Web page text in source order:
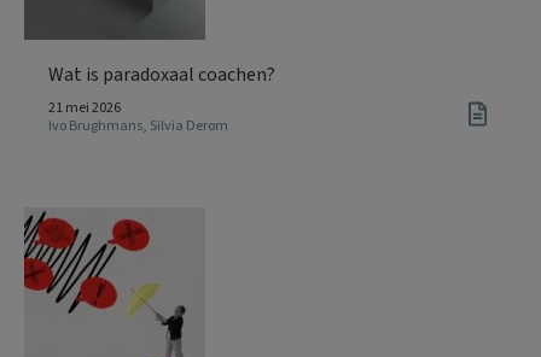
Wat is paradoxaal coachen?
21 mei 2026
Ivo Brughmans, Silvia Derom